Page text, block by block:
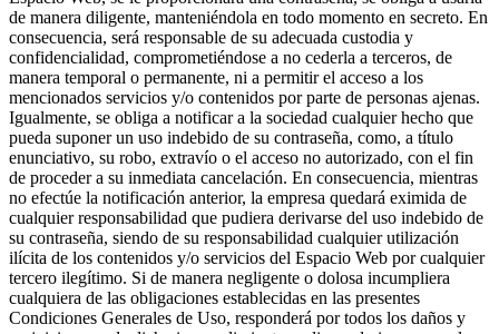
de manera diligente, manteniéndola en todo momento en secreto. En
consecuencia, será responsable de su adecuada custodia y
confidencialidad, comprometiéndose a no cederla a terceros, de
manera temporal o permanente, ni a permitir el acceso a los
mencionados servicios y/o contenidos por parte de personas ajenas.
Igualmente, se obliga a notificar a la sociedad cualquier hecho que
pueda suponer un uso indebido de su contraseña, como, a título
enunciativo, su robo, extravío o el acceso no autorizado, con el fin
de proceder a su inmediata cancelación. En consecuencia, mientras
no efectúe la notificación anterior, la empresa quedará eximida de
cualquier responsabilidad que pudiera derivarse del uso indebido de
su contraseña, siendo de su responsabilidad cualquier utilización
ilícita de los contenidos y/o servicios del Espacio Web por cualquier
tercero ilegítimo. Si de manera negligente o dolosa incumpliera
cualquiera de las obligaciones establecidas en las presentes
Condiciones Generales de Uso, responderá por todos los daños y